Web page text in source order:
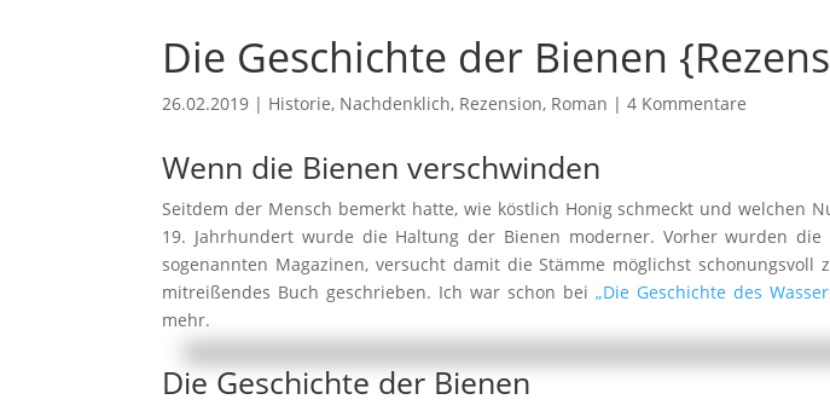
Die Geschichte der Bienen
26.02.2019 | Historie, Nachdenklich, Rezension, Roman |4 Kommentare
Wenn die Bienen verschwinden
Seitdem der Mensch bemerkt hatte, wie köstlich Honig schmeckt und welchen
19. Jahrhundert wurde die Haltung der Bienen moderner. Vorher wurden
sogenannten Magazinen, versucht damit die Stämme möglichst
mitreißendes Buch geschrieben. Ich war schon bei „Die Geschichte des
mehr.
Die Geschichte der Bienen